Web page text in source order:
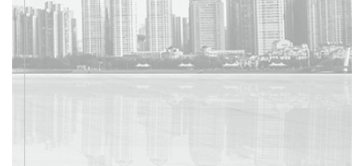
Такси в кредит
Подбор авто
Спецпредложения